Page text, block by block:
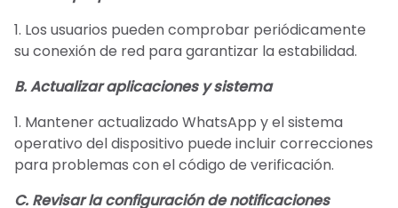
1. Los usuarios pueden comprobar periódicamente
su conexión de red para garantizar la estabilidad.
B. Actualizar aplicaciones y sistema
1. Mantener actualizado WhatsApp y el sistema
operativo del dispositivo puede incluir correcciones
para problemas con el código de verificación.
C. Revisar la configuración de notificaciones